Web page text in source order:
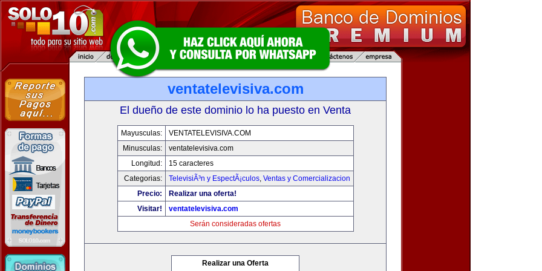
ventatelevisiva.com
El dueño de este dominio lo ha puesto en Venta
Mayusculas:
VENTATELEVISIVA.COM
Minusculas:
ventatelevisiva.com
Longitud:
15 caracteres
Categorias:
TelevisiÃ³n y EspectÃ¡culos, Ventas y Comercializacion
Precio:
Realizar una oferta!
Visitar!
ventatelevisiva.com
Serán consideradas ofertas
Realizar una Oferta